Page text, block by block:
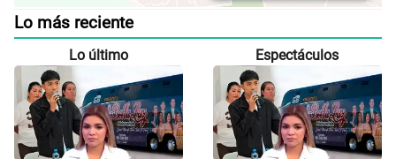
Lo más reciente
Lo último Espectáculos